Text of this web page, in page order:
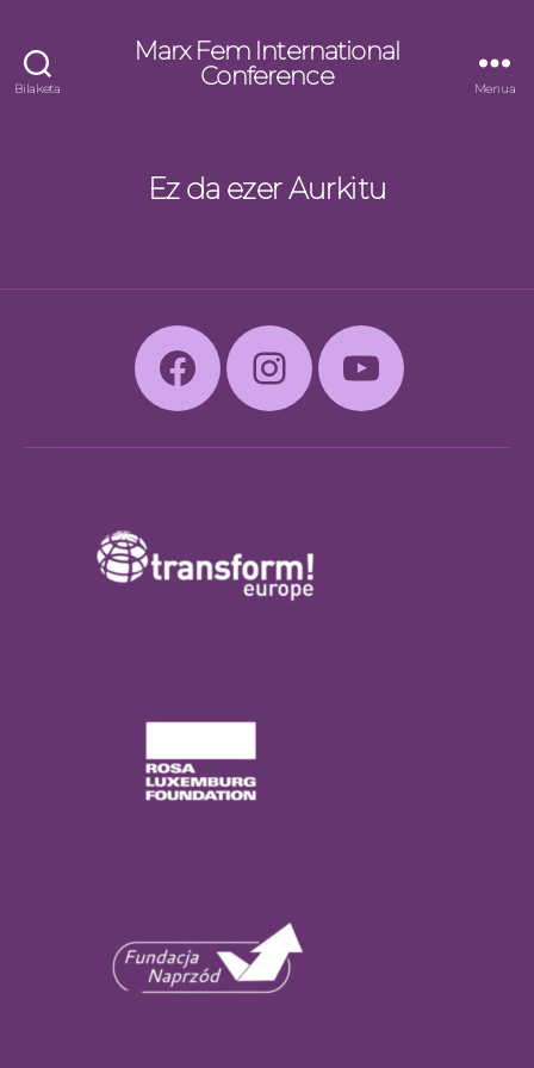
Bilaketa
Marx Fem International
Conference
Menua
Ez da ezer Aurkitu
FacebookInstagramYoutube